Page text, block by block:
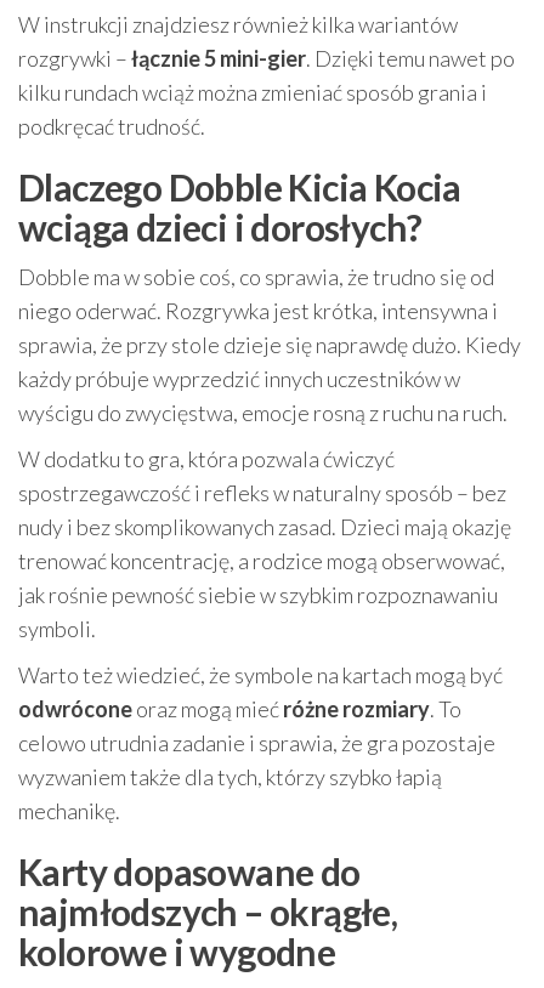
W instrukcji znajdziesz również kilka wariantów
rozgrywki –łącznie 5 mini-gier. Dzięki temu nawet po
kilku rundach wciąż można zmieniać sposób grania i
podkręcać trudność.
Dlaczego Dobble Kicia Kocia
wciąga dzieci i dorosłych?
Dobble ma w sobie coś, co sprawia, że trudno się od
niego oderwać. Rozgrywka jest krótka, intensywna i
sprawia, że przy stole dzieje się naprawdę dużo. Kiedy
każdy próbuje wyprzedzić innych uczestników w
wyścigu do zwycięstwa, emocje rosną z ruchu na ruch.
W dodatku to gra, która pozwala ćwiczyć
spostrzegawczość i refleks w naturalny sposób – bez
nudy i bez skomplikowanych zasad. Dzieci mają okazję
trenować koncentrację, a rodzice mogą obserwować,
jak rośnie pewność siebie w szybkim rozpoznawaniu
symboli.
Warto też wiedzieć, że symbole na kartach mogą być
odwróconeoraz mogą miećróżne rozmiary. To
celowo utrudnia zadanie i sprawia, że gra pozostaje
wyzwaniem także dla tych, którzy szybko łapią
mechanikę.
Karty dopasowane do
najmłodszych – okrągłe,
kolorowe i wygodne